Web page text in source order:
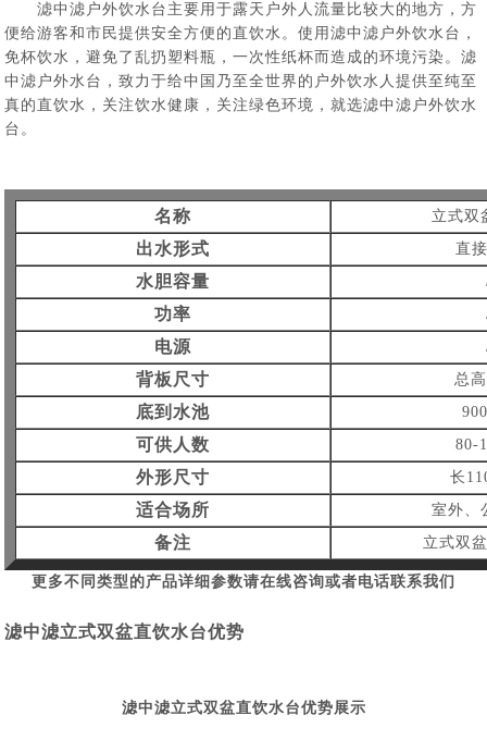
滤中滤户外饮水台主要用于露天户外人流量比较大的地方，方
便给游客和市民提供安全方便的直饮水。使用滤中滤户外饮水台，
免杯饮水，避免了乱扔塑料瓶，一次性纸杯而造成的环境污染。滤
中滤户外水台，致力于给中国乃至全世界的户外饮水人提供至纯至
真的直饮水，关注饮水健康，关注绿色环境，就选滤中滤户外饮水
台。
名称 立式双
出水形式 直
水胆容量
功率
电源
背板尺寸 总
底到水池
可供人数 80-
外形尺寸 长
适合场所 室外、
备注 立式双
更多不同类型的产品详细参数请在线咨询或者电话联系我们
滤中滤立式双盆直饮水台优势
滤中滤立式双盆直饮水台优势展示